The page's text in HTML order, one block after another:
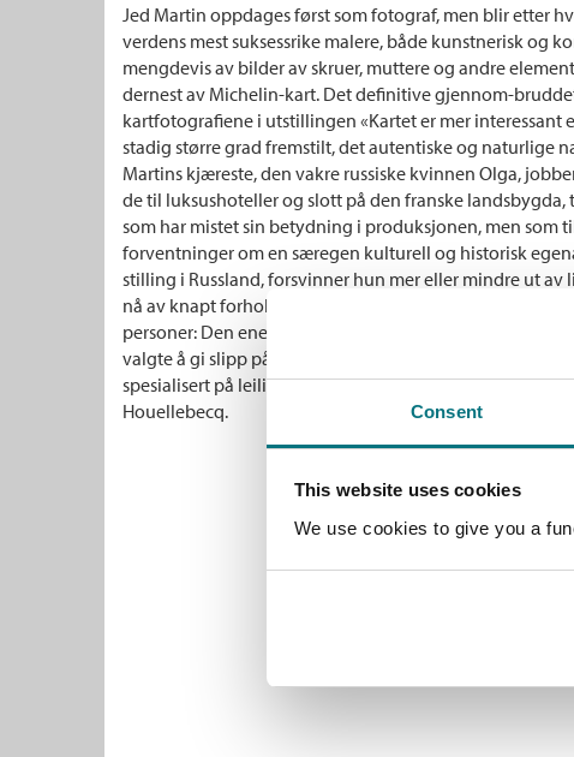
Consent
This website uses cookies
We use cookies to give you a
Jed Martin oppdages først som fotograf, men blir etter
verdens mest suksessrike malere, både kunstnerisk og
mengdevis av bilder av skruer, muttere og andre
dernest av Michelin-kart. Det definitive gjennom-
kartfotografiene i utstillingen «Kartet er mer interessant
stadig større grad fremstilt, det autentiske og naturlige
Martins kjæreste, den vakre russiske kvinnen Olga,
de til luksushoteller og slott på den franske landsbygda,
som har mistet sin betydning i produksjonen, men som
forventninger om en særegen kulturell og historisk
stilling i Russland, forsvinner hun mer eller mindre ut av
nå av knapt forholder seg til andre mennesker enn sin
personer: Den ene er den aldrende og etter hvert døende
valgte å gi slipp på sine utopiske ideer og i stedet ble
spesialisert på leilighetskomplekser på badesteder. Den
Houellebecq.